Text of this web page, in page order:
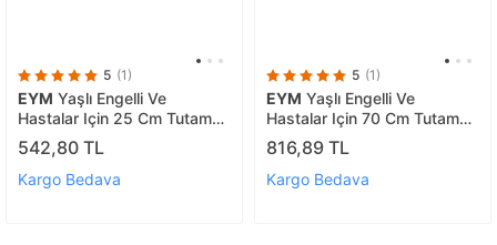
5 (1)
EYM Yaşlı Engelli Ve
Hastalar Için 25 Cm Tutamak
Engelli Tutamağı
542,80 TL
Kargo Bedava
5 (1)
EYM Yaşlı Engelli Ve
Hastalar Için 70 Cm Tutamak
Engelli Tutamağı
816,89 TL
Kargo Bedava